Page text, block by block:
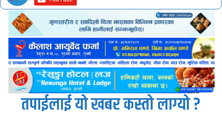
तपाईलाई यो खबर कस्तो लाग्यो ?